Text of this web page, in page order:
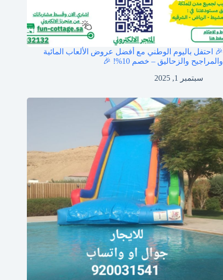
🎉 احتفل باليوم الوطني مع أفضل عروض الألعاب المائية
والمراجيح والزحاليق – خصم 10%! 🎉
سبتمبر 1, 2025